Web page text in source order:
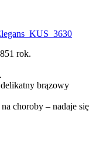
rok.
brązowy
choroby – nadaje się